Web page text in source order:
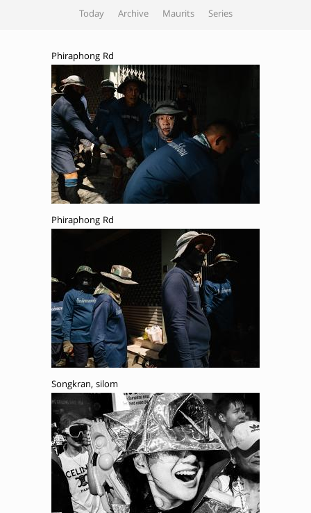
Today Archive Maurits Series
Phiraphong Rd
Phiraphong Rd
Songkran, silom